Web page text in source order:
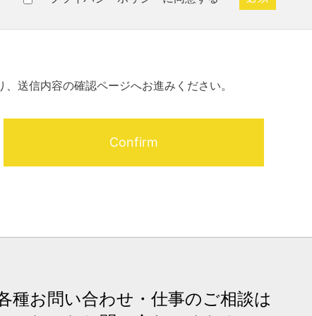
送信内容の確認ページへお進みください。
種お問い合わせ・仕事のご相談は